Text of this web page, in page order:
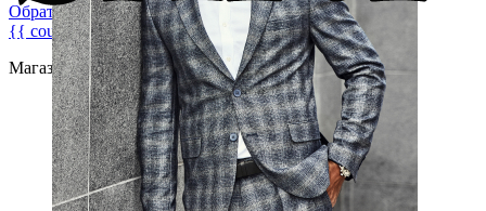
Обратная связь
{{ count }}
Магазин брендовой мужской одежды